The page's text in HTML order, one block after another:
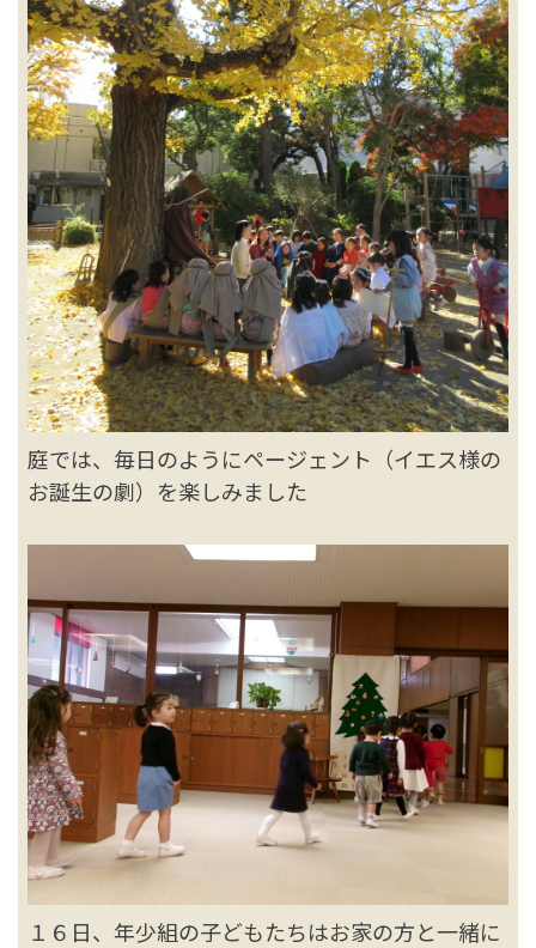
庭では、毎日のようにページェント（イエス様の
お誕生の劇）を楽しみました
１６日、年少組の子どもたちはお家の方と一緒に